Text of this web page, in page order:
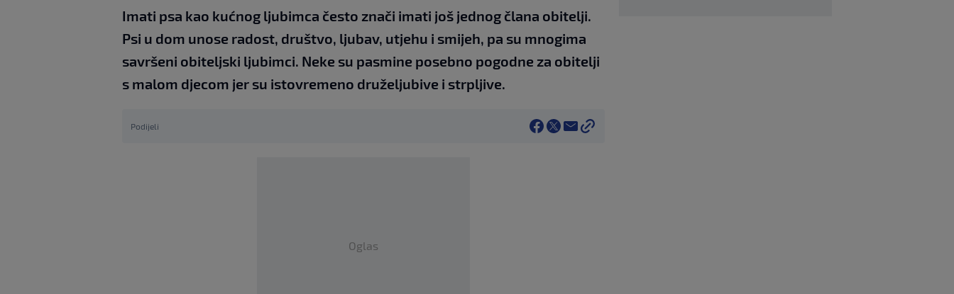
Imati psa kao kućnog ljubimca često znači imati još jednog člana obitelji.
Psi u dom unose radost, društvo, ljubav, utjehu i smijeh, pa su mnogima
savršeni obiteljski ljubimci. Neke su pasmine posebno pogodne za obitelji
s malom djecom jer su istovremeno druželjubive i strpljive.
Podijeli
Oglas